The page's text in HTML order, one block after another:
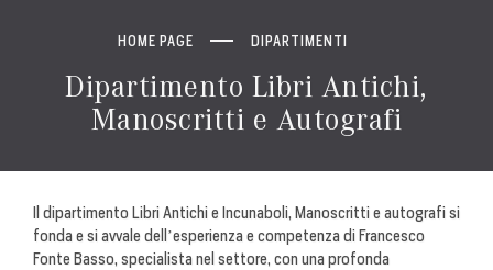
HOME PAGE DIPARTIMENTI
Dipartimento Libri Antichi,
Manoscritti e Autografi
Il dipartimento Libri Antichi e Incunaboli, Manoscritti e autografi si
fonda e si avvale dell’esperienza e competenza di Francesco
Fonte Basso, specialista nel settore, con una profonda